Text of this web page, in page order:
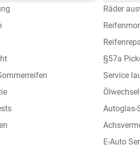
Räder
§57a
Service
Ölwechsel
Autoglas-
E-Auto